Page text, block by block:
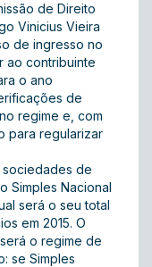
de Direito
Vinicius Vieira
de ingresso no
ao contribuinte
o ano
de
regime e, com
para regularizar
sociedades de
Simples Nacional
será o seu total
em 2015. O
o regime de
se Simples